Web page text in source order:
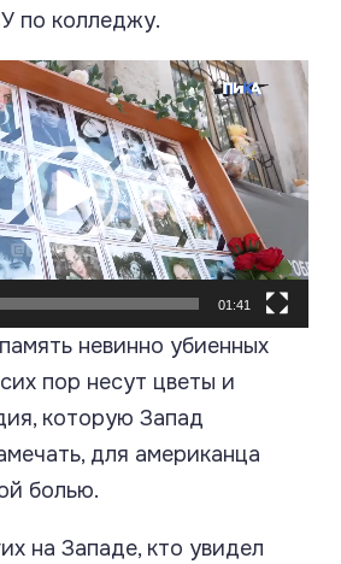
по колледжу.
01:41
невинно убиенных
пор несут цветы и
которую Запад
для американца
болью.
на Западе, кто увидел